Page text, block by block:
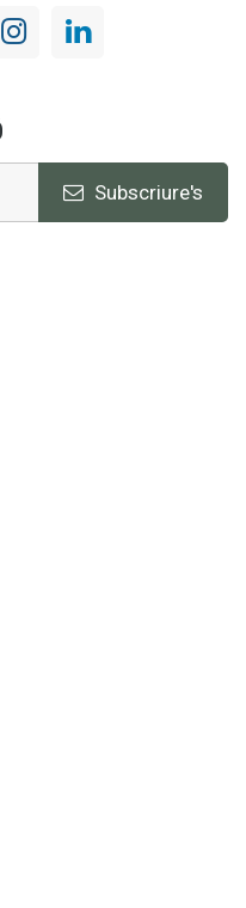
Subscriure's